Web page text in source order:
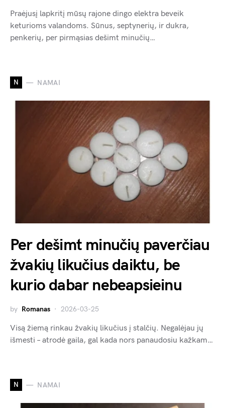
Praėjusį lapkritį mūsų rajone dingo elektra beveik
keturioms valandoms. Sūnus, septynerių, ir dukra,
penkerių, per pirmąsias dešimt minučių…
N NAMAI
Per dešimt minučių paverčiau
žvakių likučius daiktu, be
kurio dabar nebeapsieinu
by Romanas 2026-03-25
Visą žiemą rinkau žvakių likučius į stalčių. Negalėjau jų
išmesti – atrodė gaila, gal kada nors panaudosiu kažkam…
N NAMAI